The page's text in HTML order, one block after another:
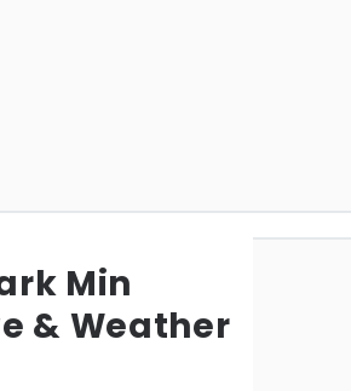
Min
& Weather